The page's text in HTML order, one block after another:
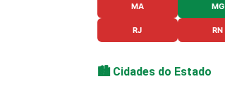
MA MG
RJ RN
🏙️ Cidades do Estado